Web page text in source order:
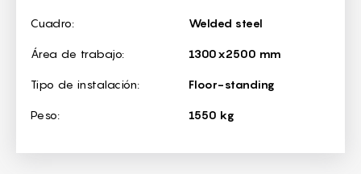
Cuadro: Welded steel
Área de trabajo: 1300x2500 mm
Tipo de instalación: Floor-standing
Peso: 1550 kg